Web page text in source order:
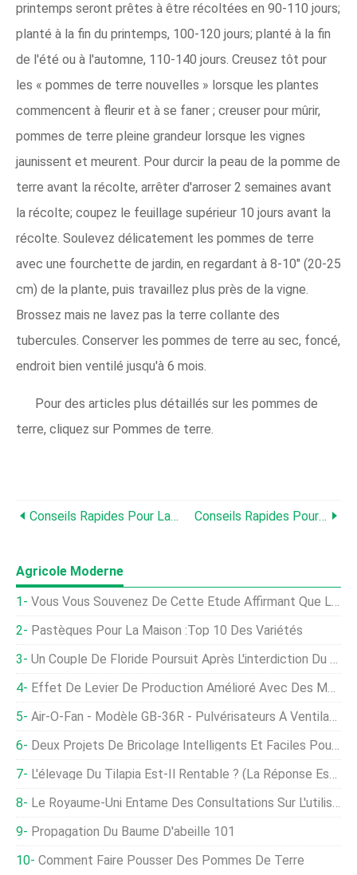
printemps seront prêtes à être récoltées en 90-110 jours;
planté à la fin du printemps, 100-120 jours; planté à la fin
de l'été ou à l'automne, 110-140 jours. Creusez tôt pour
les « pommes de terre nouvelles » lorsque les plantes
commencent à fleurir et à se faner ; creuser pour mûrir,
pommes de terre pleine grandeur lorsque les vignes
jaunissent et meurent. Pour durcir la peau de la pomme de
terre avant la récolte, arrêter d'arroser 2 semaines avant
la récolte; coupez le feuillage supérieur 10 jours avant la
récolte. Soulevez délicatement les pommes de terre
avec une fourchette de jardin, en regardant à 8-10" (20-25
cm) de la plante, puis travaillez plus près de la vigne.
Brossez mais ne lavez pas la terre collante des
tubercules. Conserver les pommes de terre au sec, foncé,
endroit bien ventilé jusqu'à 6 mois.
Pour des articles plus détaillés sur les pommes de
terre, cliquez sur Pommes de terre.
Conseils Rapides Pour La Culture Du Chou-Fleur Conseils Rapides Pour La Culture Des Pois
Agricole Moderne
Vous Vous Souvenez De Cette Étude Affirmant Que Le Bacon Est Meilleur Pour L'environnement Que La Laitue ?
Pastèques Pour La Maison :Top 10 Des Variétés
Un Couple De Floride Poursuit Après L'interdiction Du Jardin De Devant
Effet De Levier De Production Amélioré Avec Des Machines Agricoles Pour Votre Ferme
Air-O-Fan - Modèle GB-36R - Pulvérisateurs À Ventilateur Inversé PTO Vineyard
Deux Projets De Bricolage Intelligents Et Faciles Pour Faire Pousser Des Aliments Dans De Petits Espaces
L'élevage Du Tilapia Est-Il Rentable ? (La Réponse Est Un Peu Complexe)
Le Royaume-Uni Entame Des Consultations Sur L'utilisation D'engrais Dans Le But De Réduire Les Émissions D'ammoniac
Propagation Du Baume D'abeille 101
Comment Faire Pousser Des Pommes De Terre